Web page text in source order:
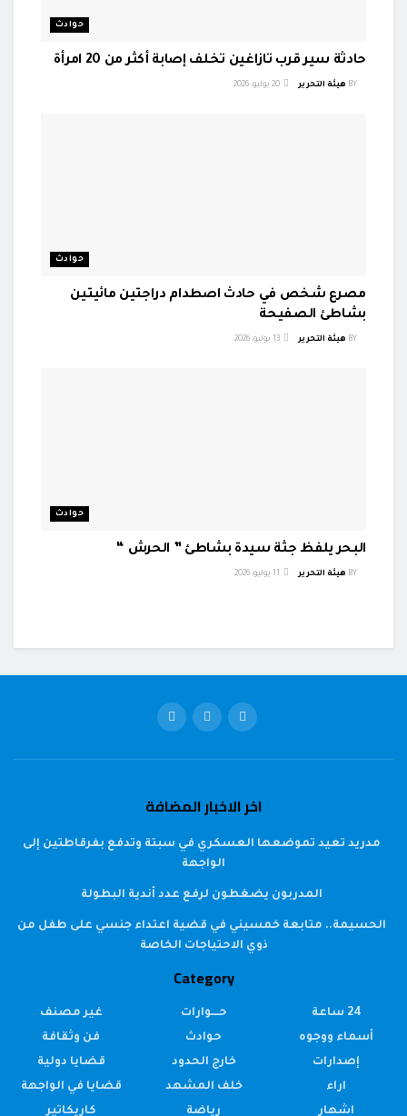
حوادث
حادثة سير قرب تازاغين تخلف إصابة أكثر من 20 امرأة
BY هيئة التحرير
حوادث
مصرع شخص في حادث اصطدام دراجتين مائيتين
بشاطئ الصفيحة
BY هيئة التحرير
حوادث
البحر يلفظ جثة سيدة بشاطئ ” الحرش “
BY هيئة التحرير
اخر الاخبار المضافة
مدريد تعيد تموضعها العسكري في سبتة وتدفع بفرقاطتين إلى
الواجهة
المدربون يضغطون لرفع عدد أندية البطولة
الحسيمة.. متابعة خمسيني في قضية اعتداء جنسي على طفل من
ذوي الاحتياجات الخاصة
Category
24 ساعة
أسماء ووجوه
إصدارات
اراء
اشهار
حــــوارات
حوادث
خارج الحدود
خلف المشهد
رياضة
غير مصنف
فن وثقافة
قضايا دولية
قضايا في الواجهة
كاريكاتير